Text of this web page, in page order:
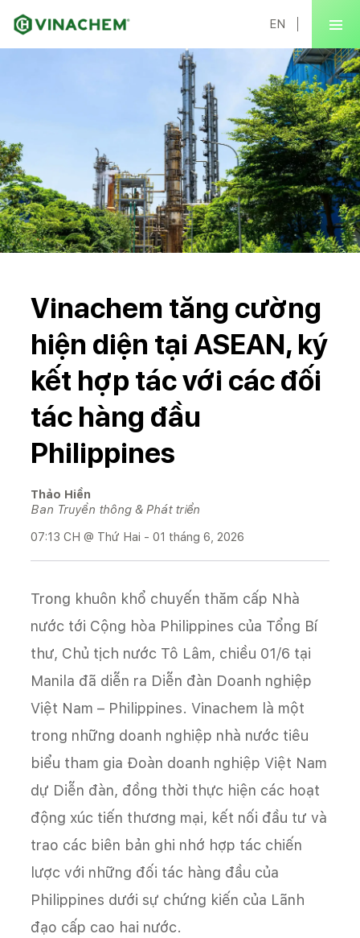
EN
Vinachem tăng cường
hiện diện tại ASEAN, ký
kết hợp tác với các đối
tác hàng đầu
Philippines
Thảo Hiền
Ban Truyền thông & Phát triển
07:13 CH @ Thứ Hai - 01 tháng 6, 2026
Trong khuôn khổ chuyến thăm cấp Nhà
nước tới Cộng hòa Philippines của Tổng Bí
thư, Chủ tịch nước Tô Lâm, chiều 01/6 tại
Manila đã diễn ra Diễn đàn Doanh nghiệp
Việt Nam – Philippines. Vinachem là một
trong những doanh nghiệp nhà nước tiêu
biểu tham gia Đoàn doanh nghiệp Việt Nam
dự Diễn đàn, đồng thời thực hiện các hoạt
động xúc tiến thương mại, kết nối đầu tư và
trao các biên bản ghi nhớ hợp tác chiến
lược với những đối tác hàng đầu của
Philippines dưới sự chứng kiến của Lãnh
đạo cấp cao hai nước.